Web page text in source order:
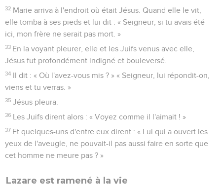
32 Marie arriva à l'endroit où était Jésus. Quand elle le vit,
elle tomba à ses pieds et lui dit : « Seigneur, si tu avais été
ici, mon frère ne serait pas mort. »
33 En la voyant pleurer, elle et les Juifs venus avec elle,
Jésus fut profondément indigné et bouleversé.
34 Il dit : « Où l'avez-vous mis ? » « Seigneur, lui répondit-on,
viens et tu verras. »
35 Jésus pleura.
36 Les Juifs dirent alors : « Voyez comme il l'aimait ! »
37 Et quelques-uns d'entre eux dirent : « Lui qui a ouvert les
yeux de l'aveugle, ne pouvait-il pas aussi faire en sorte que
cet homme ne meure pas ? »
Lazare est ramené à la vie